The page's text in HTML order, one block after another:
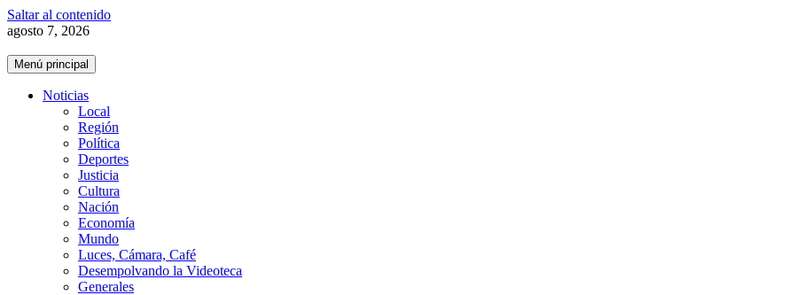
Saltar al contenido
agosto 7, 2026
Menú principal
Noticias
Local
Región
Política
Deportes
Justicia
Cultura
Nación
Economía
Mundo
Luces, Cámara, Café
Desempolvando la Videoteca
Generales